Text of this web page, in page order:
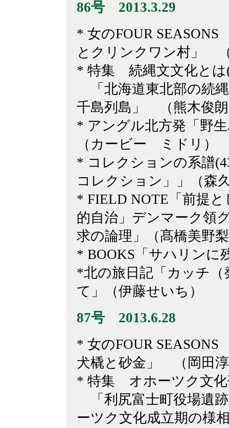
86号 2013.3.29
* 女のFOUR SEASONS
とクリンクワン村」
* 特集 続縄文文化とは
「北海道東北部の続
千島列島」 （熊木俊
* アングル北方発「野
（カービー ミドリ）
* コレクションの系譜
コレクション」」（森
* FIELD NOTE「前提
的自治」デンマーク領
求の論理」（髙橋美野
* BOOKS「サハリンに
*北の旅日記「カッチ
て」（伊藤せいち）
87号 2013.6.28
* 女のFOUR
犬橇と砂金」 （岡田
* 特集 オホーツク文化
「利尻富士町役場遺
ーツク文化成立期の様